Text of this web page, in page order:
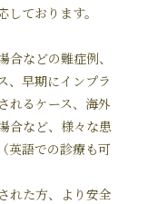
ております。
などの難症例、
、早期にインプラ
れるケース、海外
合など、様々な患
英語での診療も可
れた方、より安全